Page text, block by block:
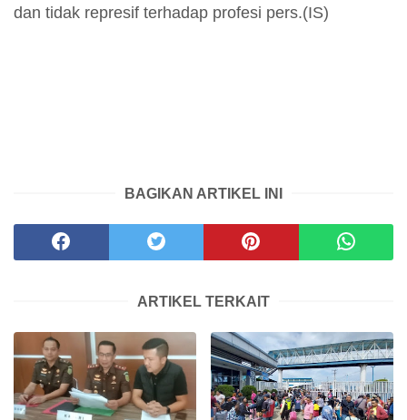
dan tidak represif terhadap profesi pers.(IS)
BAGIKAN ARTIKEL INI
ARTIKEL TERKAIT